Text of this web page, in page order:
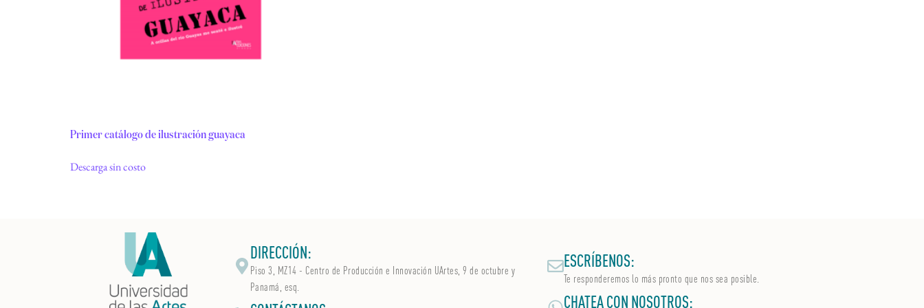
Primer catálogo de ilustración guayaca
Descarga sin costo
DIRECCIÓN:
Piso 3, MZ14 - Centro de Producción e Innovación UArtes, 9 de octubre y
Panamá, esq.
ESCRÍBENOS:
Te responderemos lo más pronto que nos sea posible.
CHATEA CON NOSOTROS: